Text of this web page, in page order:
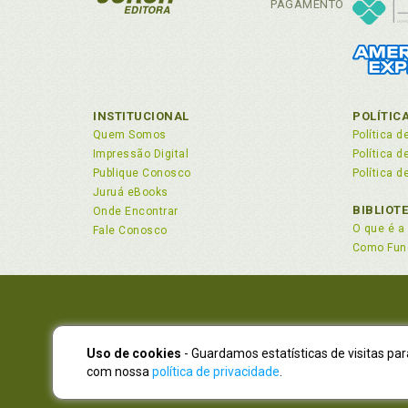
9 -
D
PAGAMENTO
INSTITUCIONAL
Quem Somos
Impressão Digital
Publique Conosco
Juruá eBooks
Onde Encontrar
Fale Conosco
Política
Política
Política
O que é a
Como
NOVO
Uso de cookies - Guardamos estatísticas de visitas
com nossa política de privacidade